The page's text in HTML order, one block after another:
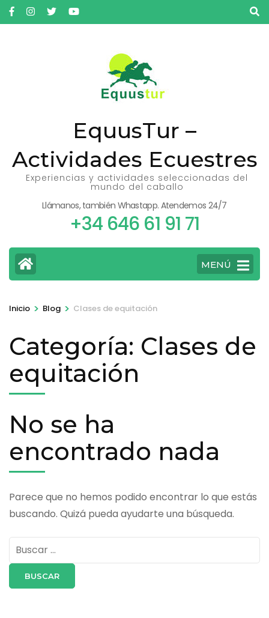
Saltar
al
EquusTur –
Actividades Ecuestres
Experiencias y actividades seleccionadas del
mundo del caballo
Llámanos, también Whastapp. Atendemos 24/7
+34 646 61 91 71
MENÚ
Inicio > Blog > Clases de equitación
Categoría: Clases de
equitación
No se ha
encontrado nada
Parece que no hemos podido encontrar lo que estás
buscando. Quizá pueda ayudarte una búsqueda.
Buscar: